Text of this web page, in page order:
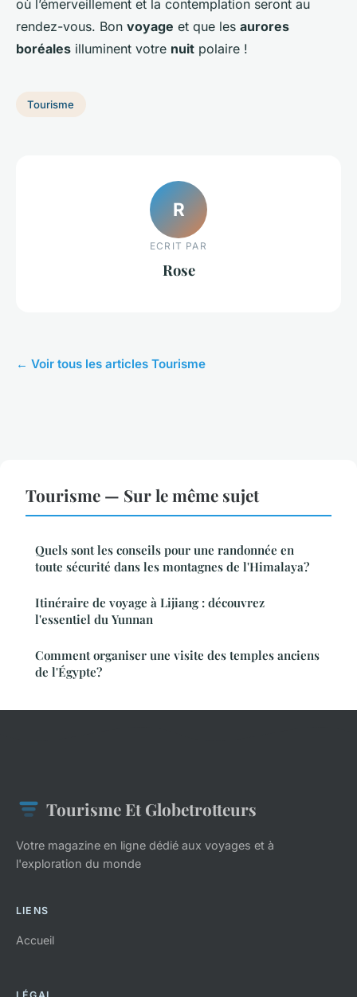
où l’émerveillement et la contemplation seront au
rendez-vous. Bon voyage et que les aurores
boréales illuminent votre nuit polaire !
Tourisme
R
ECRIT PAR
Rose
← Voir tous les articles Tourisme
Tourisme — Sur le même sujet
Quels sont les conseils pour une randonnée en
toute sécurité dans les montagnes de l'Himalaya?
Itinéraire de voyage à Lijiang : découvrez
l'essentiel du Yunnan
Comment organiser une visite des temples anciens
de l'Égypte?
Tourisme Et Globetrotteurs
Votre magazine en ligne dédié aux voyages et à
l'exploration du monde
LIENS
Accueil